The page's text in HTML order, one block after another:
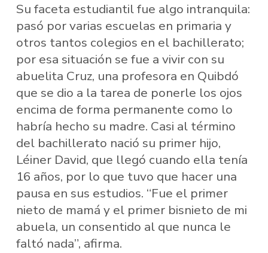
Su faceta estudiantil fue algo intranquila:
pasó por varias escuelas en primaria y
otros tantos colegios en el bachillerato;
por esa situación se fue a vivir con su
abuelita Cruz, una profesora en Quibdó
que se dio a la tarea de ponerle los ojos
encima de forma permanente como lo
habría hecho su madre. Casi al término
del bachillerato nació su primer hijo,
Léiner David, que llegó cuando ella tenía
16 años, por lo que tuvo que hacer una
pausa en sus estudios. “Fue el primer
nieto de mamá y el primer bisnieto de mi
abuela, un consentido al que nunca le
faltó nada”, afirma.